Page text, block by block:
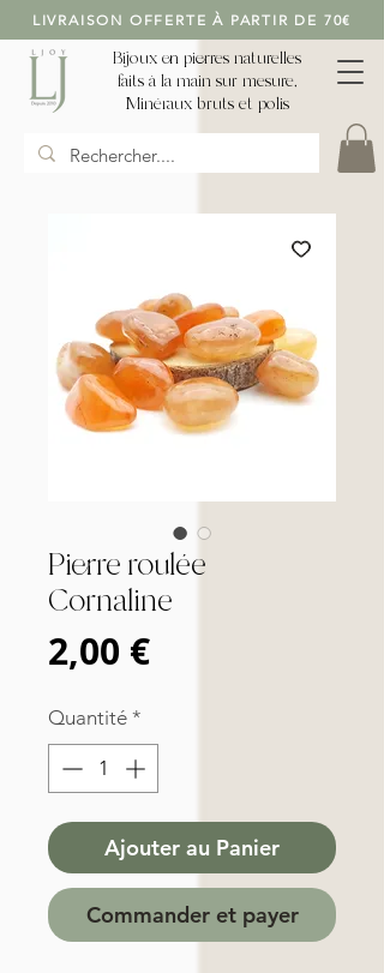
LIVRAISON OFFERTE À PARTIR DE 70€
Bijoux en pierres naturelles
faits à la main sur mesure,
Minéraux bruts et polis
Pierre roulée
Cornaline
2,00 €Prix
Quantité *
Ajouter au Panier
Commander et payer